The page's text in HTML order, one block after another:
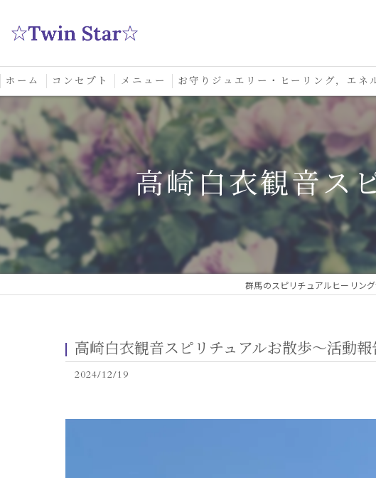
ホーム コンセプト メニュー
スクール
お守りジュエリー・ヒーリング，エネ
高崎白衣観音ス
群馬のスピリチュアルヒーリン
高崎白衣観音スピリチュアルお散歩〜活動報
2024/12/19